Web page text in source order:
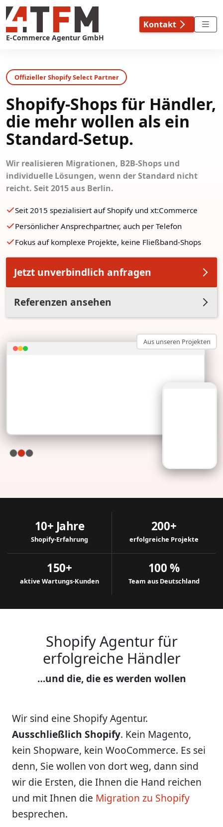
Skip
to
content
E-Commerce Agentur GmbH
Kontakt
Offizieller Shopify Select Partner
Shopify-Shops für Händler,
die mehr wollen als ein
Standard-Setup.
Wir realisieren Migrationen, B2B-Shops und
individuelle Lösungen, wenn der Standard nicht
reicht. Seit 2015 aus Berlin.
Seit 2015 spezialisiert auf Shopify und xt:Commerce
Persönlicher Ansprechpartner, auch per Telefon
Fokus auf komplexe Projekte, keine Fließband-Shops
Jetzt unverbindlich anfragen
Referenzen ansehen
Aus unseren Projekten
10+ Jahre
Shopify-Erfahrung
200+
erfolgreiche Projekte
150+
aktive Wartungs-Kunden
100 %
Team aus Deutschland
Shopify Agentur für
erfolgreiche Händler
…und die, die es werden wollen
Wir sind eine Shopify Agentur.
Ausschließlich Shopify. Kein Magento,
kein Shopware, kein WooCommerce. Es sei
denn, Sie wollen von dort weg, dann sind
wir die Ersten, die Ihnen die Hand reichen
und mit Ihnen die Migration zu Shopify
besprechen.